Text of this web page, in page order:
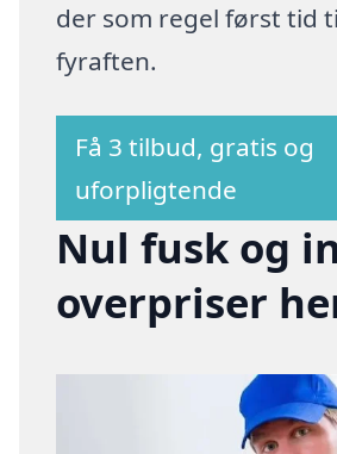
der som regel først tid
fyraften.
Få 3 tilbud, gratis og
uforpligtende
Nul fusk og
overpriser